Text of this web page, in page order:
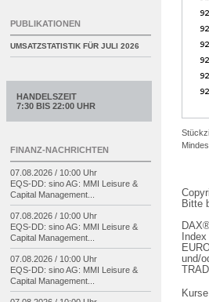
Bitte
und/
PUBLIKATIONEN
UMSATZSTATISTIK FÜR JULI 2026
HANDELSZEIT
7:30 BIS 22:00 UHR
FINANZ-NACHRICHTEN
07.08.2026 / 10:00 Uhr
EQS-DD: sino AG: MMI Leisure &
Capital Management...
07.08.2026 / 10:00 Uhr
EQS-DD: sino AG: MMI Leisure &
Capital Management...
07.08.2026 / 10:00 Uhr
EQS-DD: sino AG: MMI Leisure &
Capital Management...